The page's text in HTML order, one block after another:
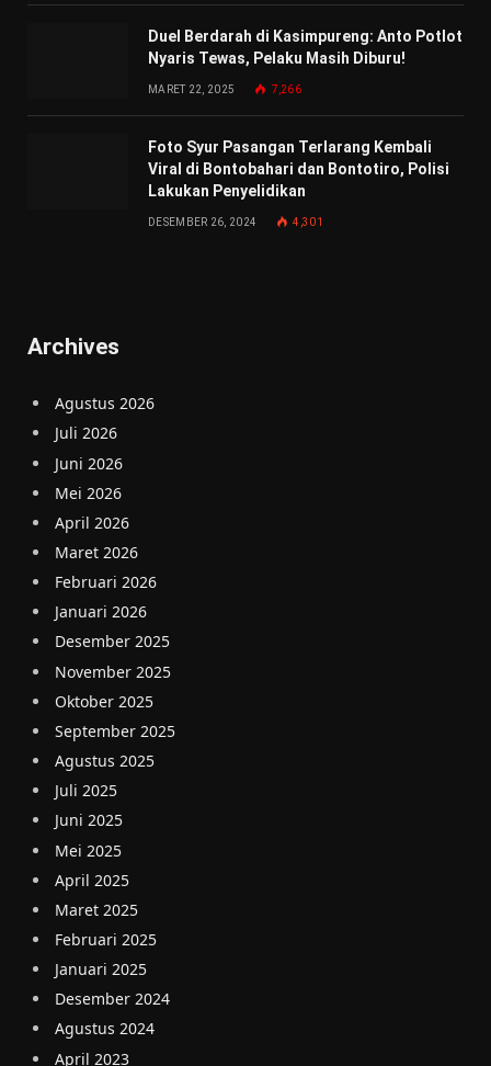
Duel Berdarah di Kasimpureng: Anto Potlot
Nyaris Tewas, Pelaku Masih Diburu!
MARET 22, 2025 7,266
Foto Syur Pasangan Terlarang Kembali
Viral di Bontobahari dan Bontotiro, Polisi
Lakukan Penyelidikan
DESEMBER 26, 2024 4,301
Archives
Agustus 2026
Juli 2026
Juni 2026
Mei 2026
April 2026
Maret 2026
Februari 2026
Januari 2026
Desember 2025
November 2025
Oktober 2025
September 2025
Agustus 2025
Juli 2025
Juni 2025
Mei 2025
April 2025
Maret 2025
Februari 2025
Januari 2025
Desember 2024
Agustus 2024
April 2023